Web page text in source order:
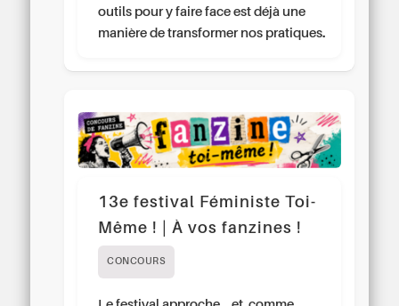
outils pour y faire face est déjà une
manière de transformer nos pratiques.
13e festival Féministe Toi-
Même ! | À vos fanzines !
CONCOURS